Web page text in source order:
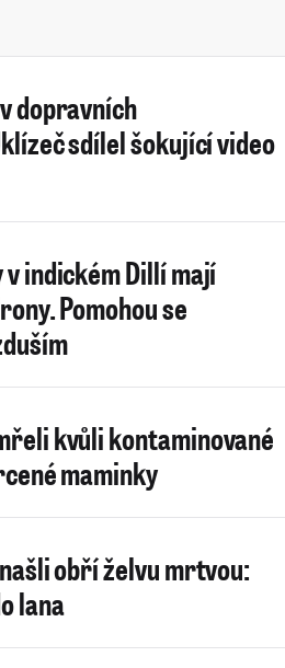
dopravních
sdílel šokující video
indickém Dillí mají
Pomohou se
kvůli kontaminované
maminky
obří želvu mrtvou:
lana